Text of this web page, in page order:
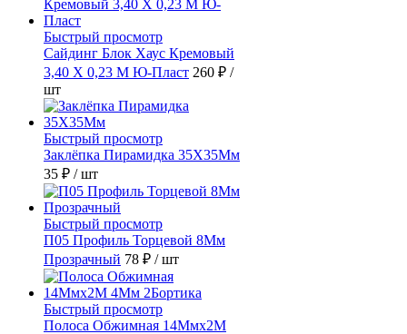
Быстрый просмотр
Сайдинг Блок Хаус Кремовый
3,40 Х 0,23 М Ю-Пласт 260 ₽ /
шт
Быстрый просмотр
Заклёпка Пирамидка 35X35Мм
35 ₽ / шт
Быстрый просмотр
П05 Профиль Торцевой 8Мм
Прозрачный 78 ₽ / шт
Быстрый просмотр
Полоса Обжимная 14Ммх2М